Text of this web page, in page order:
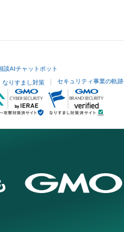
談AIチャットボット
なりすまし対策 セキュリティ事業の軌跡